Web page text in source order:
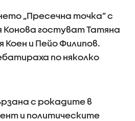
„Пресечна точка” с
гостуват Татяна
и Пейо Филипов.
по няколко
с рокадите в
и политическите